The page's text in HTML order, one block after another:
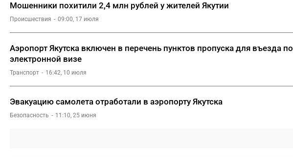
Мошенники похитили 2,4 млн рублей у жителей Якутии
Происшествия 09:00, 17 июля
Аэропорт Якутска включен в перечень пунктов пропуска для въезда по
электронной визе
Транспорт 16:42, 10 июля
Эвакуацию самолета отработали в аэропорту Якутска
Безопасность 11:10, 25 июня